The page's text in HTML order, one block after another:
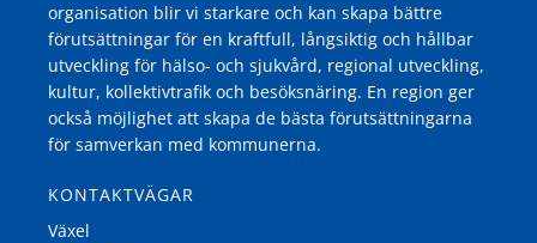
organisation blir vi starkare och kan skapa bättre
förutsättningar för en kraftfull, långsiktig och hållbar
utveckling för hälso- och sjukvård, regional utveckling,
kultur, kollektivtrafik och besöksnäring. En region ger
också möjlighet att skapa de bästa förutsättningarna
för samverkan med kommunerna.
KONTAKTVÄGAR
Växel